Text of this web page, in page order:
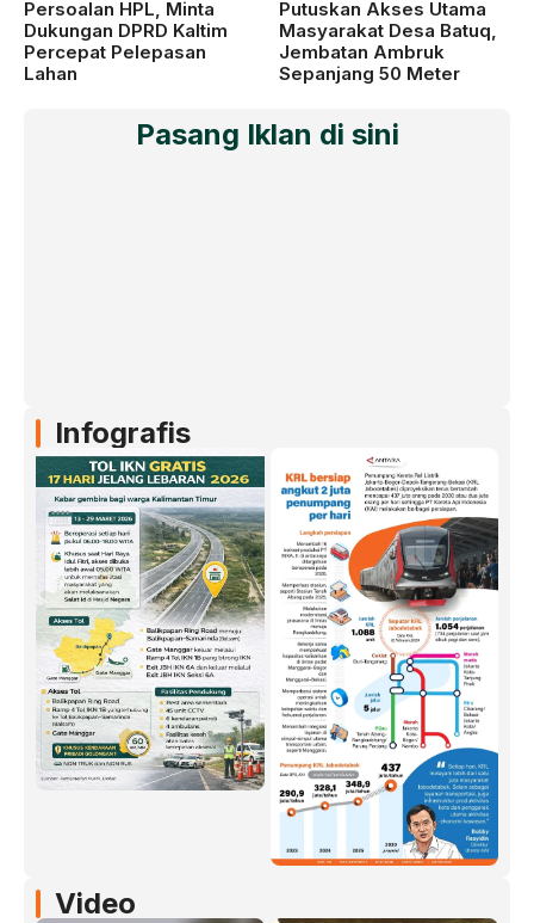
Persoalan HPL, Minta
Dukungan DPRD Kaltim
Percepat Pelepasan
Lahan
Putuskan Akses Utama
Masyarakat Desa Batuq,
Jembatan Ambruk
Sepanjang 50 Meter
Pasang Iklan di sini
Infografis
Video